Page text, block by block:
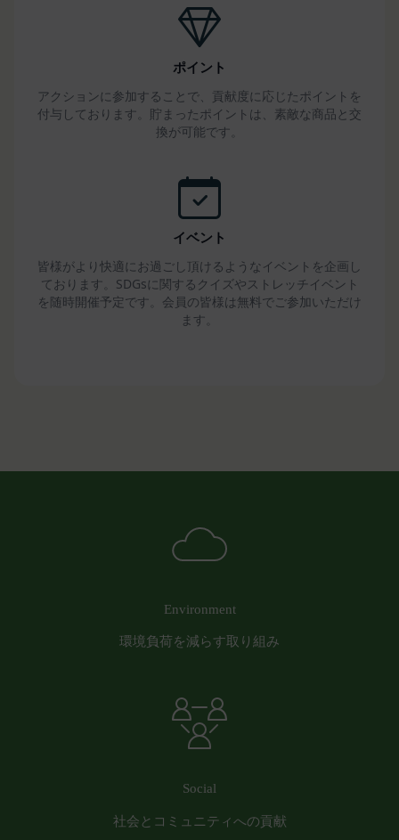
ポイント
アクションに参加することで、貢献度に応じたポイントを
付与しております。貯まったポイントは、素敵な商品と交
換が可能です。
イベント
皆様がより快適にお過ごし頂けるようなイベントを企画し
ております。SDGsに関するクイズやストレッチイベント
を随時開催予定です。会員の皆様は無料でご参加いただけ
ます。
Environment
環境負荷を減らす取り組み
Social
社会とコミュニティへの貢献
し、会員は、かかる譲渡につき本項においてあらか
じめ同意したものとします。なお、本項に定める事
業譲渡には、通常の事業譲渡のみならず、会社分割
ます。
第15条（第三者への委託）
します。ただし、当社は、これにより、会員に対す
る義務を免れることはできないものとします。
ことにより、免責されるものとします。
当社が相当の安全策を講じたにもかかわらず通信回
線やコンピュータなどに障害が生じ、システムの中
証いたしません。
当社は、会員が本規約に違反したことによって、会
一切責任を負わないものとします。
会員が、本サービスをご利用になることにより、他
当社には一切損害等を与えないものとします。
会員は、本サービスを当社が別途定める「
」に則り利用するものとします。これらの規
は、一切責任を負わないものとします。
当社および会員は、本サービスの利用に関して本規